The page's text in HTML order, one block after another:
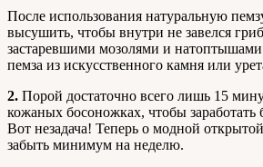
После использования натуральную
высушить, чтобы внутри не завелся
застаревшими мозолями и натоптышами
пемза из искусственного камня или
2. Порой достаточно всего лишь 15
кожаных босоножках, чтобы заработать
Вот незадача! Теперь о модной
забыть минимум на неделю.